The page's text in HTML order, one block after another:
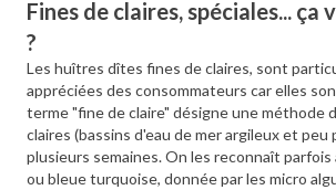
Fines de claires, spéciales... ça
?
Les huîtres dîtes fines de claires, sont
appréciées des consommateurs car elles
terme "fine de claire" désigne une méthode
claires (bassins d'eau de mer argileux et
plusieurs semaines. On les reconnaît
ou bleue turquoise, donnée par les micro